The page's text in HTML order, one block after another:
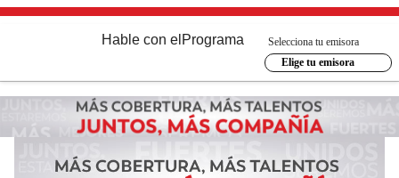
Hable con el Programa
Selecciona tu emisora
Elige tu emisora